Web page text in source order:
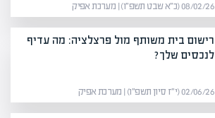
08/02/26 (כ״א שבט תשפ״ו) | מערכת אפיק
רישום בית משותף מול פרצלציה: מה עדיף
לנכסים שלך?
02/06/26 (י״ז סיון תשפ״ו) | מערכת אפיק